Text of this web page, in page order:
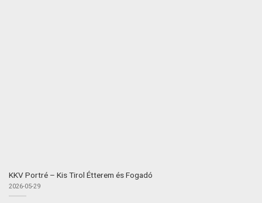
KKV Portré – Kis Tirol Étterem és Fogadó
2026-05-29